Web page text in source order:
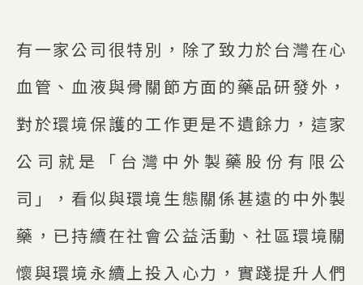
有一家公司很特別，除了致力於台灣在心
血管、血液與骨關節方面的藥品研發外，
對於環境保護的工作更是不遺餘力，這家
公司就是「台灣中外製藥股份有限公
司」，看似與環境生態關係甚遠的中外製
藥，已持續在社會公益活動、社區環境關
懷與環境永續上投入心力，實踐提升人們